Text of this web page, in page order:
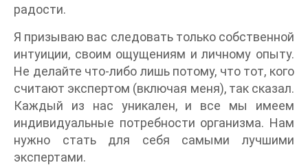
радости.
Я призываю вас следовать только собственной
интуиции, своим ощущениям и личному опыту.
Не делайте что-либо лишь потому, что тот, кого
считают экспертом (включая меня), так сказал.
Каждый из нас уникален, и все мы имеем
индивидуальные потребности организма. Нам
нужно стать для себя самыми лучшими
экспертами.